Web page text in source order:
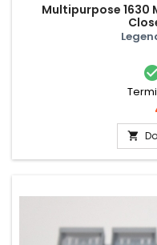
Multipurpose 1630
